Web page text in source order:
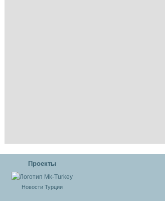
Проекты
Новости Турции